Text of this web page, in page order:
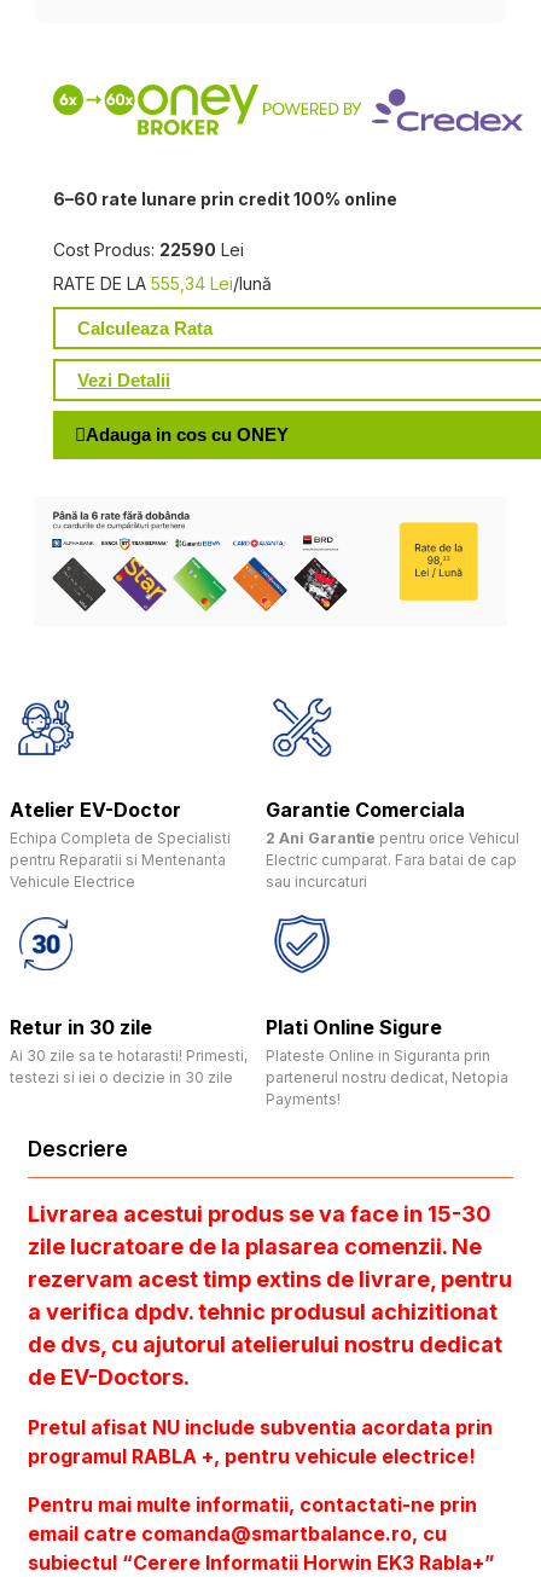
6–60 rate lunare prin credit 100% online
Cost Produs: 22590 Lei
RATE DE LA 555,34 Lei/lună
Calculeaza Rata
Vezi Detalii
Adauga in cos cu ONEY
Atelier EV-Doctor
Echipa Completa de Specialisti
pentru Reparatii si Mentenanta
Vehicule Electrice
Garantie Comerciala
2 Ani Garantie pentru orice Vehicul
Electric cumparat. Fara batai de cap
sau incurcaturi
Retur in 30 zile
Ai 30 zile sa te hotarasti! Primesti,
testezi si iei o decizie in 30 zile
Plati Online Sigure
Plateste Online in Siguranta prin
partenerul nostru dedicat, Netopia
Payments!
Descriere
Livrarea acestui produs se va face in 15-30
zile lucratoare de la plasarea comenzii. Ne
rezervam acest timp extins de livrare, pentru
a verifica dpdv. tehnic produsul achizitionat
de dvs, cu ajutorul atelierului nostru dedicat
de EV-Doctors.
Pretul afisat NU include subventia acordata prin
programul RABLA +, pentru vehicule electrice!
Pentru mai multe informatii, contactati-ne prin
email catre comanda@smartbalance.ro, cu
subiectul “Cerere Informatii Horwin EK3 Rabla+”